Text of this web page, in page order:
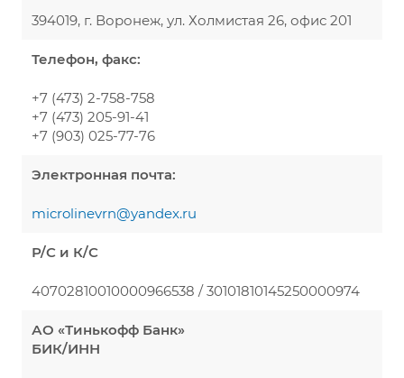
394019, г. Воронеж, ул. Холмистая 26, офис 201
Телефон, факс:
+7 (473) 2-758-758
+7 (473) 205-91-41
+7 (903) 025-77-76
Электронная почта:
microlinevrn@yandex.ru
Р/С и К/С
40702810010000966538 / 30101810145250000974
АО «Тинькофф Банк»
БИК/ИНН